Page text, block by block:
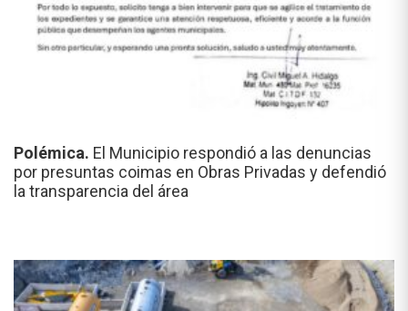
Polémica. El Municipio respondió a las denuncias
por presuntas coimas en Obras Privadas y defendió
la transparencia del área